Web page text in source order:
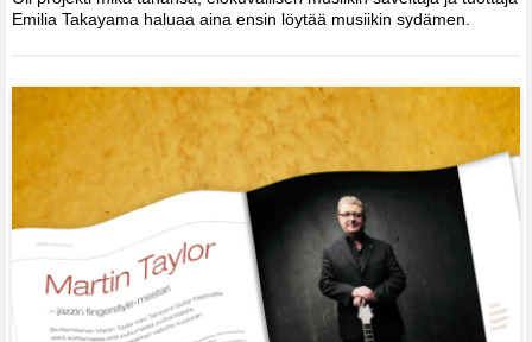
Emilia Takayama haluaa aina ensin löytää musiikin sydämen.